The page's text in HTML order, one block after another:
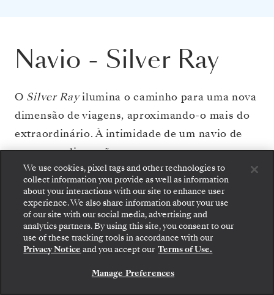
Navio - Silver Ray
O Silver Rayilumina o caminho para uma nova
dimensão de viagens, aproximando-o mais do
extraordinário. À intimidade de um navio de
pequenas dimensões une-se um espaço sem
limites e interiores elegantes envoltos em
vidro, para que possa desfrutar ao máximo das
vistas panorâmicas. Enquanto passeia pelos
espaços banhados pelo sol e admira a
paisagem das janelas panorâmicas, o horizonte
momentos refinados, oferecendo-lhe as suítes
Embarque: escolha sua suíte e confira as tarifas e
os serviços inclusos antes de confirmar com
segurança sua viagem com a Silversea.
RESERVE A SUA SUITE
We use cookies, pixel tags and other technologies to
collect information you provide as well as information
about your interactions with our site to enhance user
experience. We also share information about your use
of our site with our social media, advertising and
analytics partners. By using this site, you consent to our
use of these tracking tools in accordance with our
Privacy Notice and you accept our Terms of Use.
Manage Preferences